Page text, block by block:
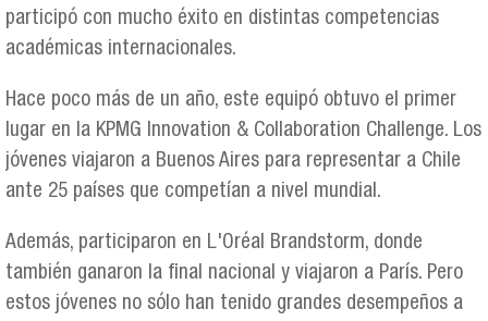
participó con mucho éxito en distintas competencias
académicas internacionales.
Hace poco más de un año, este equipó obtuvo el primer
lugar en la KPMG Innovation & Collaboration Challenge. Los
jóvenes viajaron a Buenos Aires para representar a Chile
ante 25 países que competían a nivel mundial.
Además, participaron en L'Oréal Brandstorm, donde
también ganaron la final nacional y viajaron a París. Pero
estos jóvenes no sólo han tenido grandes desempeños a